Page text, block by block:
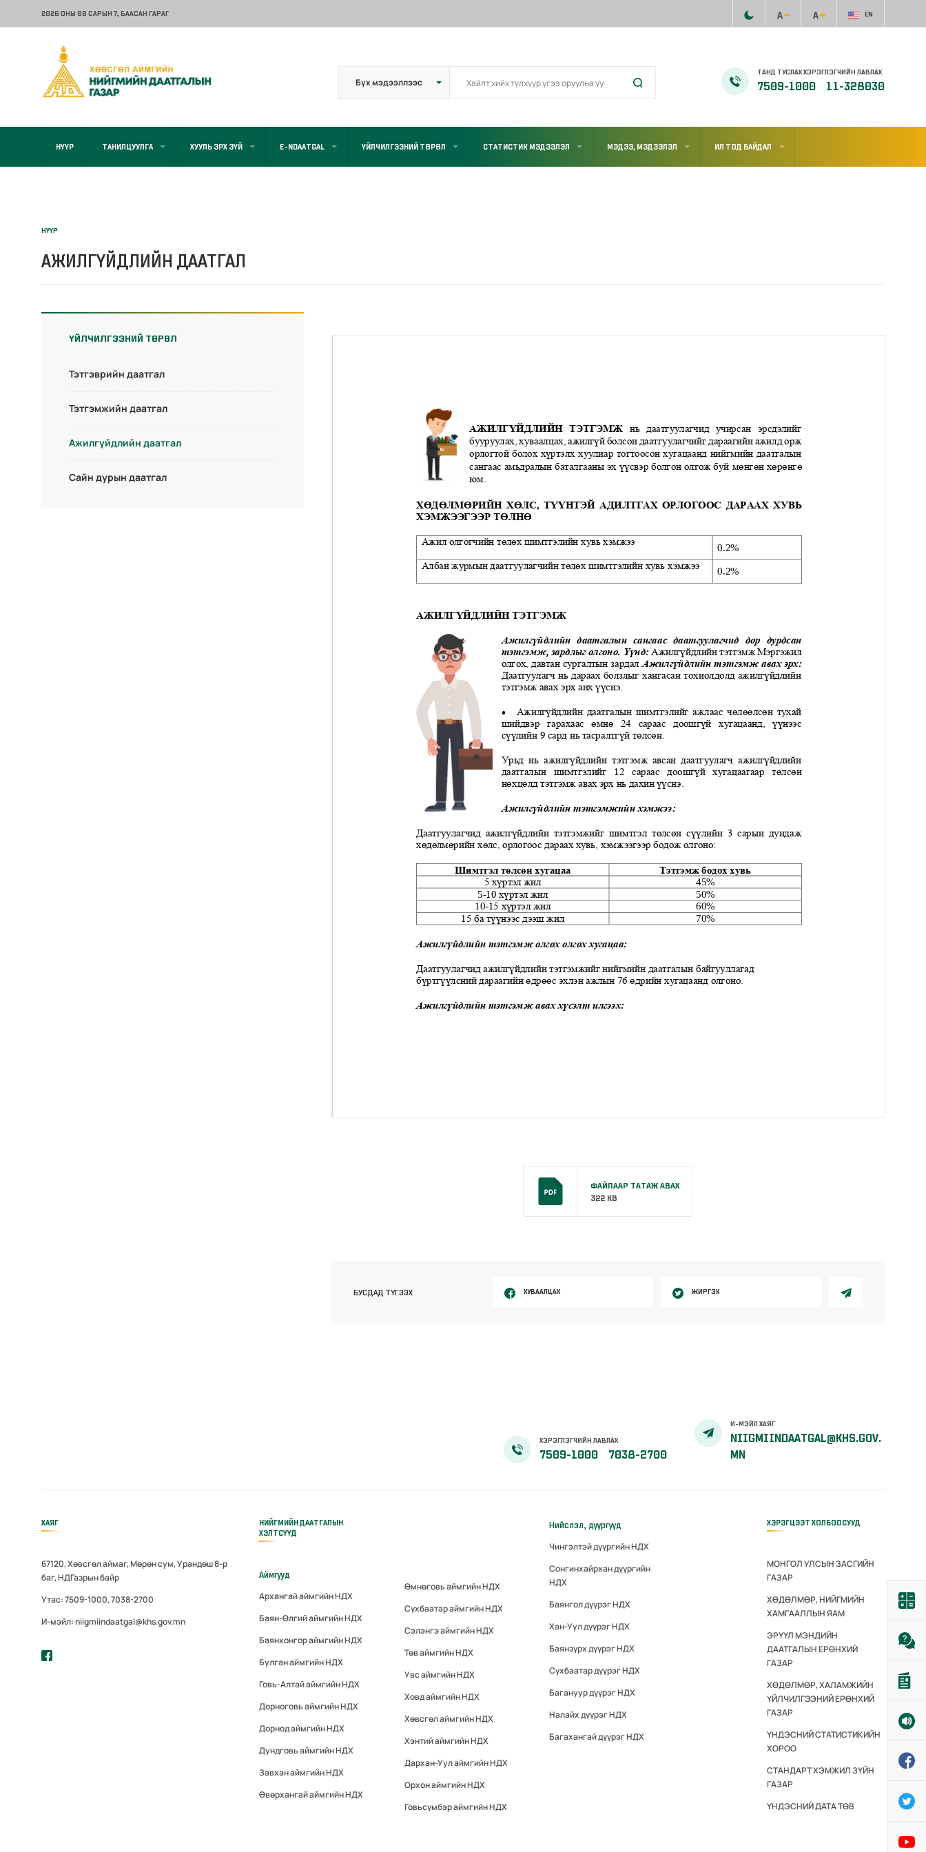
2026 ОНЫ 08 САРЫН 7, БААСАН ГАРАГ EN
ТАНД ТУСЛАХ ХЭРЭГЛЭГЧИЙН ЛАВЛАХ
7509-1000 11-328030
НҮҮР ТАНИЛЦУУЛГА ХУУЛЬ ЭРХ ЗҮЙ E-NDAATGAL ҮЙЛЧИЛГЭЭНИЙ ТӨРӨЛ СТАТИСТИК МЭДЭЭЛЭЛ МЭДЭЭ, МЭДЭЭЛЭЛ ИЛ ТОД БАЙДАЛ
НҮҮР
АЖИЛГҮЙДЛИЙН ДААТГАЛ
ҮЙЛЧИЛГЭЭНИЙ ТӨРӨЛ
Тэтгэврийн даатгал
Тэтгэмжийн даатгал
Ажилгүйдлийн даатгал
Сайн дурын даатгал
ФАЙЛААР ТАТАЖ АВАХ
322 KB
БУСДАД ТҮГЭЭХ ХУВААЛЦАХ ЖИРГЭХ
ХЭРЭГЛЭГЧИЙН ЛАВЛАХ
7509-1000 7038-2700
И-МЭЙЛ ХАЯГ
NIIGMIINDAATGAL@KHS.GOV.
MN
ХАЯГ
67120, Хөвсгөл аймаг, Мөрөн сум, Урандөш 8-р
баг, НДГазрын байр
Утас: 7509-1000, 7038-2700
И-мэйл: niigmiindaatgal@khs.gov.mn
НИЙГМИЙН ДААТГАЛЫН
ХЭЛТСҮҮД
Аймгууд
Архангай аймгийн НДХ
Баян-Өлгий аймгийн НДХ
Баянхонгор аймгийн НДХ
Булган аймгийн НДХ
Говь-Алтай аймгийн НДХ
Дорноговь аймгийн НДХ
Дорнод аймгийн НДХ
Дундговь аймгийн НДХ
Завхан аймгийн НДХ
Өвөрхангай аймгийн НДХ
Өмнөговь аймгийн НДХ
Сүхбаатар аймгийн НДХ
Сэлэнгэ аймгийн НДХ
Төв аймгийн НДХ
Увс аймгийн НДХ
Ховд аймгийн НДХ
Хөвсгөл аймгийн НДХ
Хэнтий аймгийн НДХ
Дархан-Уул аймгийн НДХ
Орхон аймгийн НДХ
Говьсүмбэр аймгийн НДХ
Нийслэл, дүүргүүд
Чингэлтэй дүүргийн НДХ
Сонгинхайрхан дүүргийн
НДХ
Баянгол дүүрэг НДХ
Хан-Уул дүүрэг НДХ
Баянзүрх дүүрэг НДХ
Сүхбаатар дүүрэг НДХ
Багануур дүүрэг НДХ
Налайх дүүрэг НДХ
Багахангай дүүрэг НДХ
ХЭРЭГЦЭЭТ ХОЛБООСУУД
МОНГОЛ УЛСЫН ЗАСГИЙН
ГАЗАР
ХӨДӨЛМӨР, НИЙГМИЙН
ХАМГААЛЛЫН ЯАМ
ЭРҮҮЛ МЭНДИЙН
ДААТГАЛЫН ЕРӨНХИЙ
ГАЗАР
ХӨДӨЛМӨР, ХАЛАМЖИЙН
ҮЙЛЧИЛГЭЭНИЙ ЕРӨНХИЙ
ГАЗАР
ҮНДЭСНИЙ СТАТИСТИКИЙН
ХОРОО
СТАНДАРТ ХЭМЖИЛ ЗҮЙН
ГАЗАР
ҮНДЭСНИЙ ДАТА ТӨВ